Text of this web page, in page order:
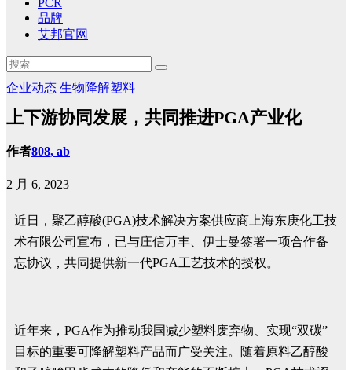
PCR
品牌
艾邦官网
企业动态 生物降解塑料
上下游协同发展，共同推进PGA产业化
作者808, ab
2 月 6, 2023
近日，聚乙醇酸(PGA)技术解决方案供应商上海东庚化工技
术有限公司宣布，已与庄信万丰、伊士曼签署一项合作备
忘协议，共同提供新一代PGA工艺技术的授权。
近年来，PGA作为推动我国减少塑料废弃物、实现“双碳”
目标的重要可降解塑料产品而广受关注。随着原料乙醇酸